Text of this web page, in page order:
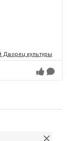
Дворец культуры